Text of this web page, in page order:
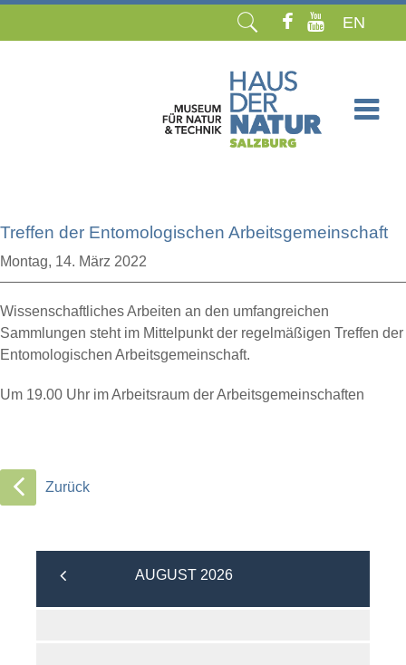
EN
Treffen der Entomologischen Arbeitsgemeinschaft
Montag, 14. März 2022
Wissenschaftliches Arbeiten an den umfangreichen
Sammlungen steht im Mittelpunkt der regelmäßigen Treffen der
Entomologischen Arbeitsgemeinschaft.
Um 19.00 Uhr im Arbeitsraum der Arbeitsgemeinschaften
Zurück
AUGUST 2026